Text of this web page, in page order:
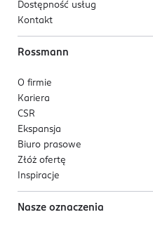
Dostępność usług
Kontakt
Rossmann
O firmie
Kariera
CSR
Ekspansja
Biuro prasowe
Złóż ofertę
Inspiracje
Nasze oznaczenia